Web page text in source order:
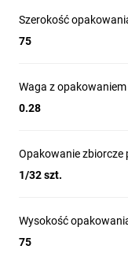
Szerokość
75
Waga z opakowaniem
0.28
Opakowanie zbiorcze
1/32 szt.
Wysokość
75